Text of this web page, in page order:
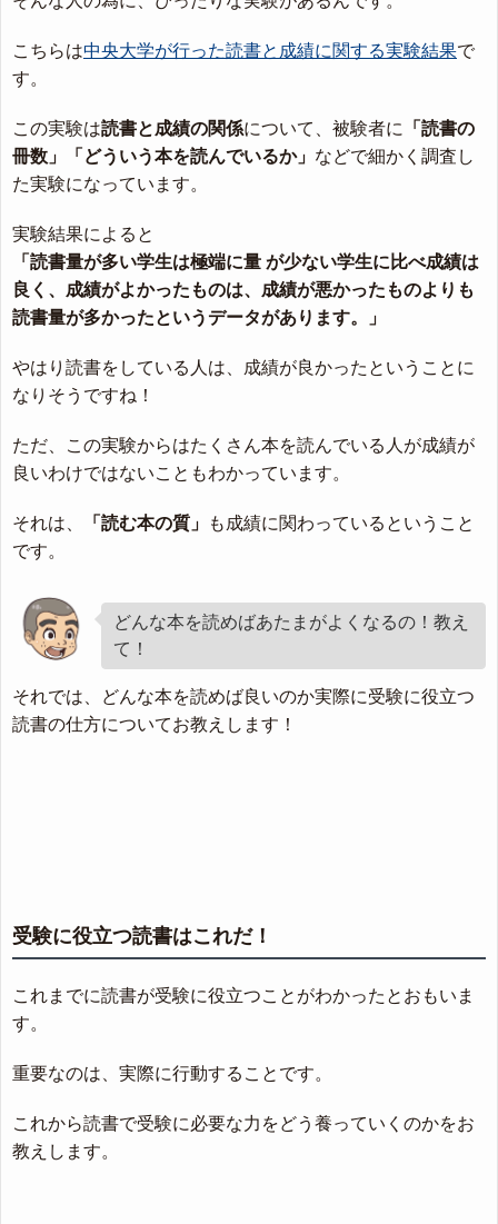
こちらは中央大学が行った読書と成績に関する実験結果で
す。
この実験は読書と成績の関係について、被験者に
「読書の
冊数」「どういう本を読んでいるか」 などで細かく調査し
た実験になっています。
実験結果によると
「読書量が多い学生は極端に量 が少ない学生に比べ成績は
良く、成績がよかったものは、成績が悪かったものよりも
読書量が多かったというデータがあります。」
やはり読書をしている人は、成績が良かったということに
なりそうですね！
ただ、この実験からはたくさん本を読んでいる人が成績が
良いわけではないこともわかっています。
それは、 「読む本の質」
も成績に関わっているということ
です。
どんな本を読めばあたまがよくなるの！教え
て！
それでは、どんな本を読めば良いのか実際に受験に役立つ
読書の仕方についてお教えします！
受験に役立つ読書はこれだ！
これまでに読書が受験に役立つことがわかったとおもいま
す。
重要なのは、実際に行動することです。
これから読書で受験に必要な力をどう養っていくのかをお
教えします。